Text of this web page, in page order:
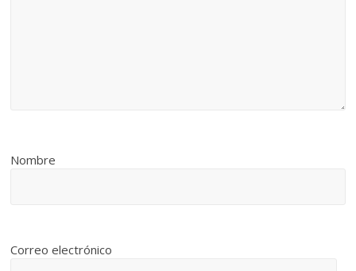
Nombre
Correo electrónico